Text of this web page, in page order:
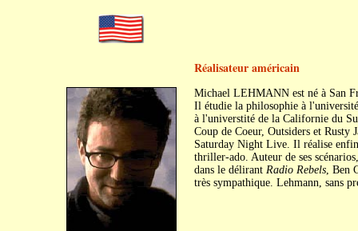
Réalisateur américain
Michael LEHMANN est né à San
Il étudie la philosophie à
à l'universtité de la Californie du
Coup de Coeur, Outsiders et Rusty
Saturday Night Live. Il réalise
thriller-ado. Auteur de ses
dans le délirant Radio Rebels, Ben
très sympathique. Lehmann, sans